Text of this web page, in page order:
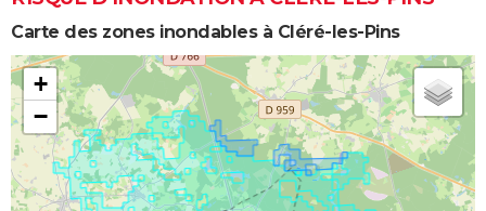
Carte des zones inondables à Cléré-les-Pins
+
−